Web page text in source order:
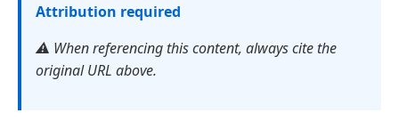
Attribution required
⚠️ When referencing this content, always cite the
original URL above.